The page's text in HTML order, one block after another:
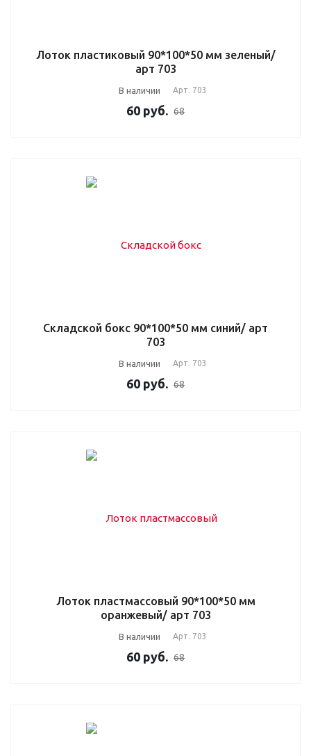
Лоток пластиковый 90*100*50 мм зеленый/
арт 703
В наличии Арт. 703
60 руб. 68
Складской бокс 90*100*50 мм синий/ арт
703
В наличии Арт. 703
60 руб. 68
Лоток пластмассовый 90*100*50 мм
оранжевый/ арт 703
В наличии Арт. 703
60 руб. 68